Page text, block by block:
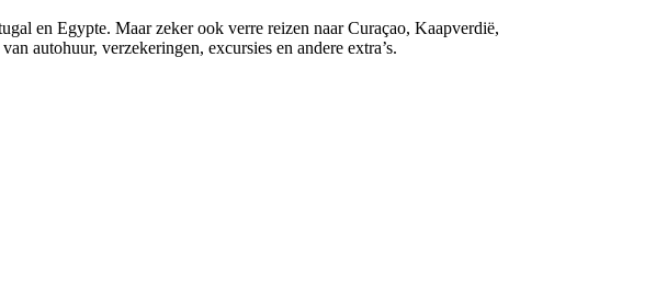
en Egypte. Maar zeker ook verre reizen naar Curaçao, Kaapverdië,
autohuur, verzekeringen, excursies en andere extra’s.